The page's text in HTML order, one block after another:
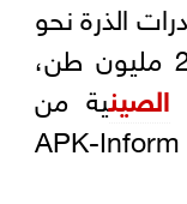
صادرات الذرة نحو
15.9 مليون طن مقابل 21.2 مليون طن،
الصينية من
الذرة الأوكرانية، وفقاً لشركة APK-Inform